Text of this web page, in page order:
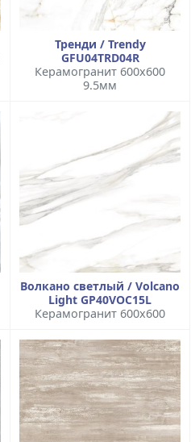
Тренди / Trendy
GFU04TRD04R
Керамогранит 600x600
9.5мм
Волкано светлый / Volcano
Light GP40VOC15L
Керамогранит 600x600